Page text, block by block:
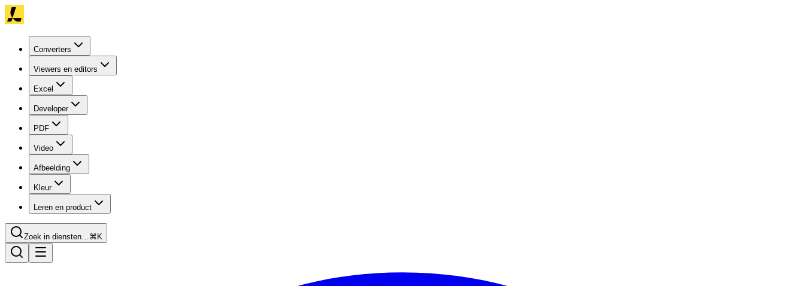
Converters
Viewers en editors
Excel
Developer
PDF
Video
Afbeelding
Kleur
Leren en product
Zoek in diensten…⌘K